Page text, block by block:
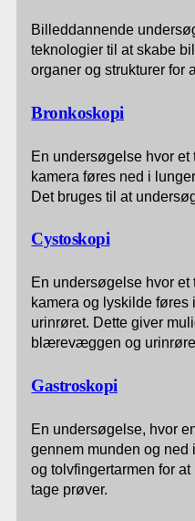
Billeddannende
teknologier til at skabe
organer og strukturer for
Bronkoskopi
En undersøgelse hvor et
kamera føres ned i
Det bruges til at
Cystoskopi
En undersøgelse hvor et
kamera og lyskilde
urinrøret. Dette giver
blærevæggen og
Gastroskopi
En undersøgelse, hvor
gennem munden og
og tolvfingertarmen for
tage prøver.